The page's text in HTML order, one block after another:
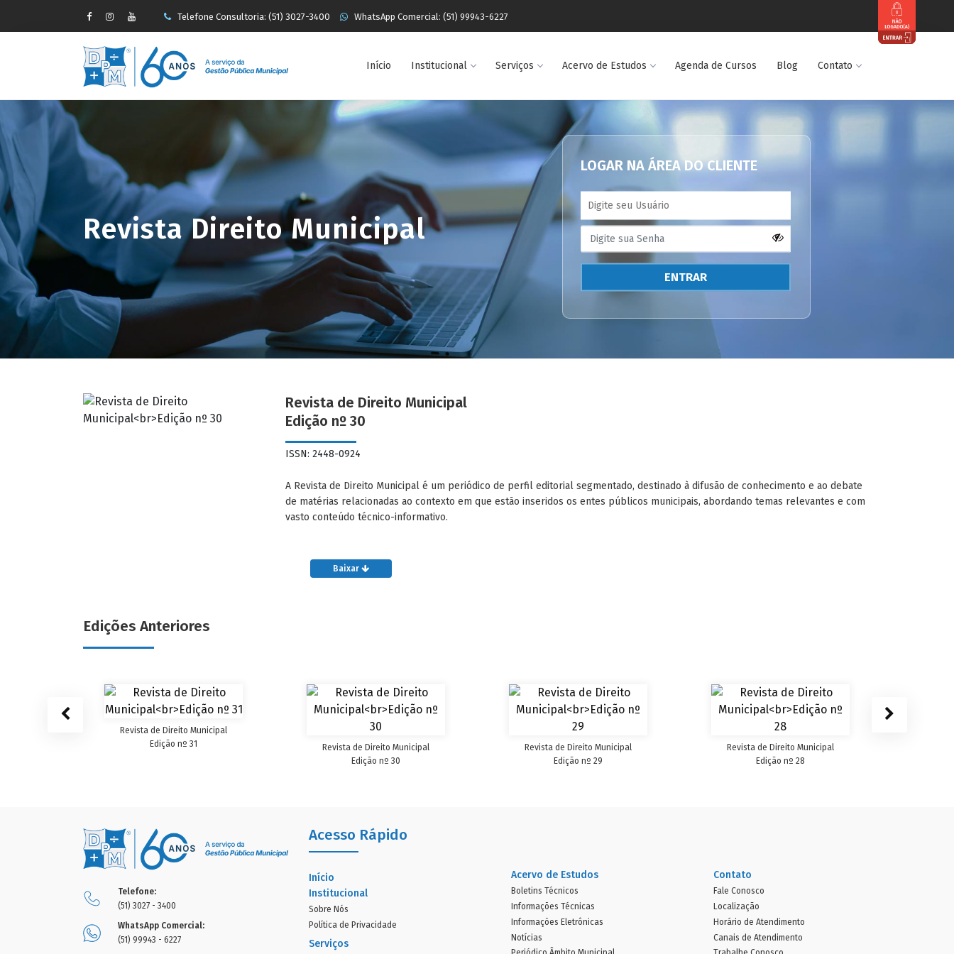
Telefone Consultoria: (51) 3027-3400 WhatsApp Comercial: (51) 99943-6227
Início Institucional Serviços Acervo de Estudos Agenda de Cursos Blog Contato
LOGAR NA ÁREA DO CLIENTE
ENTRAR
Revista Direito Municipal
Revista de Direito Municipal
Edição nº 30
ISSN: 2448-0924
A Revista de Direito Municipal é um periódico de perfil editorial segmentado, destinado à difusão de conhecimento e ao debate
de matérias relacionadas ao contexto em que estão inseridos os entes públicos municipais, abordando temas relevantes e com
vasto conteúdo técnico-informativo.
Baixar
Edições Anteriores
Revista de Direito Municipal
Edição nº 31
Revista de Direito Municipal
Edição nº 30
Revista de Direito Municipal
Edição nº 29
Revista de Direito Municipal
Edição nº 28
Telefone:
(51) 3027 - 3400
WhatsApp Comercial:
(51) 99943 - 6227
Acesso Rápido
Início
Institucional
Sobre Nós
Política de Privacidade
Serviços
Acervo de Estudos
Boletins Técnicos
Informações Técnicas
Informações Eletrônicas
Notícias
Contato
Fale Conosco
Localização
Horário de Atendimento
Canais de Atendimento